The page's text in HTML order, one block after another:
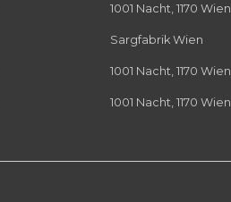
1001 Nacht, 1170 Wien
Sargfabrik Wien
1001 Nacht, 1170 Wien
1001 Nacht, 1170 Wien